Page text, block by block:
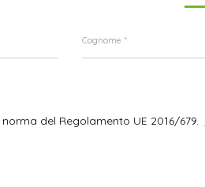
del Regolamento UE 2016/679.